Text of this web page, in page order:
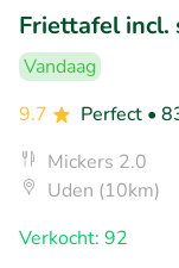
Friettafel incl.
Vandaag
9.7
Perfect •
Mickers 2.0
Uden (10km)
Verkocht: 92